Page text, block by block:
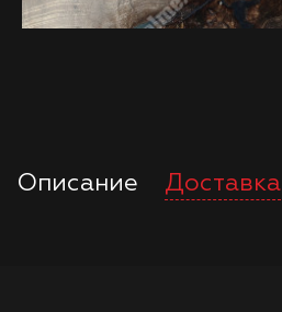
Описание Доставка